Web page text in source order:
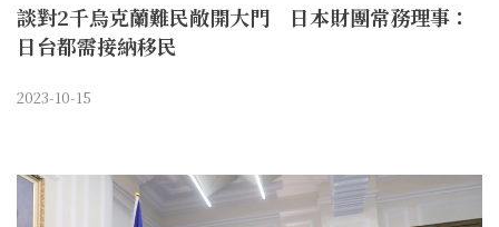
談對2千烏克蘭難民敞開大門 日本財團常務理事：
日台都需接納移民
2023-10-15